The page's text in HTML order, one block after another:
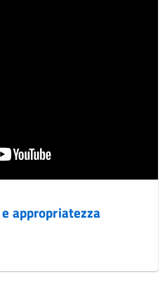
appropriatezza